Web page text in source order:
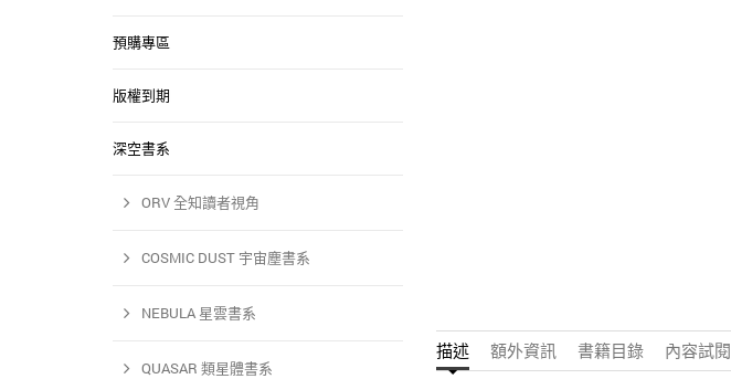
描述 額外資訊 書籍目錄 內容試閱
預購專區
版權到期
深空書系
ORV 全知讀者視角
COSMIC DUST 宇宙塵書系
NEBULA 星雲書系
QUASAR 類星體書系